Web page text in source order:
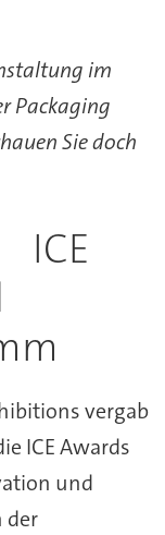
im
Packaging
Sie doch
ICE
vergab
ICE Awards
und
der